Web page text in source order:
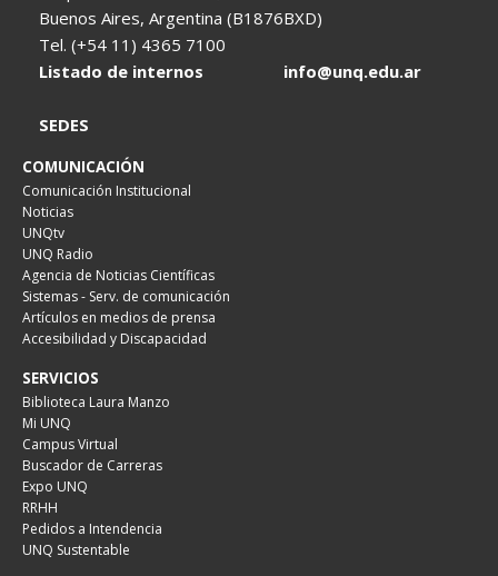
Buenos Aires, Argentina (B1876BXD)
Tel. (+54 11) 4365 7100
Listado de internos
info@unq.edu.ar
SEDES
COMUNICACIÓN
Comunicación Institucional
Noticias
UNQtv
UNQ Radio
Agencia de Noticias Científicas
Sistemas - Serv. de comunicación
Artículos en medios de prensa
Accesibilidad y Discapacidad
SERVICIOS
Biblioteca Laura Manzo
Mi UNQ
Campus Virtual
Buscador de Carreras
Expo UNQ
RRHH
Pedidos a Intendencia
UNQ Sustentable